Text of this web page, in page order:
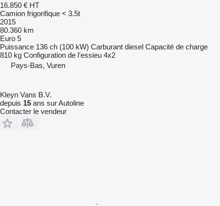
16.850 € HT
Camion frigorifique < 3.5t
2015
80.360 km
Euro 5
Puissance 136 ch (100 kW) Carburant diesel Capacité de charge
810 kg Configuration de l'essieu 4x2
Pays-Bas, Vuren
Kleyn Vans B.V.
depuis 15 ans sur Autoline
Contacter le vendeur